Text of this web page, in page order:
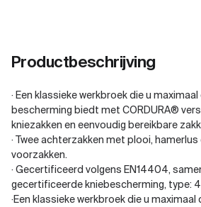
Productbeschrijving
· Een klassieke werkbroek die u
bescherming biedt met CORDURA®
kniezakken en eenvoudig bereikbare
· Twee achterzakken met plooi,
voorzakken.
· Gecertificeerd volgens EN14404,
gecertificeerde kniebescherming, type:
·Een klassieke werkbroek die u